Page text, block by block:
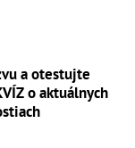
a otestujte
o aktuálnych